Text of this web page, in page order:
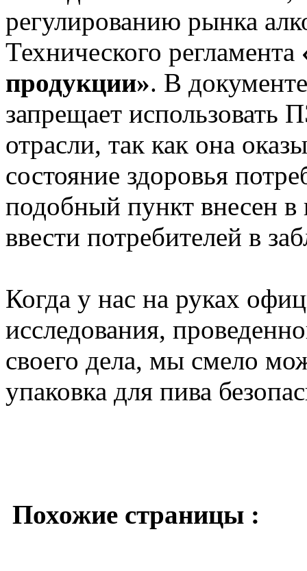
регулированию рынка
Технического регламента
продукции». В
запрещает использовать
отрасли, так как она
состояние здоровья
подобный пункт внесен
ввести потребителей в
Когда у нас на руках
исследования,
своего дела, мы смело
упаковка для пива
Похожие страницы :